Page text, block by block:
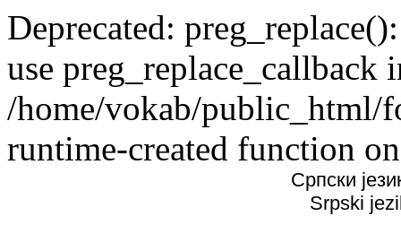
Deprecated:
use preg_replace_callback
/home/vokab/public_html/
runtime-created function
Српски
Srpski